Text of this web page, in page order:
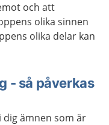
och att
olika sinnen
olika delar kan
- så påverkas
ämnen som är